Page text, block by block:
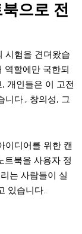
으로 전
시험을 견뎌왔습
역할에만 국한되
개인들은 이 고전
니다., 창의성, 그
이디어를 위한 캔
트북을 사용자 정
는 사람들이 실
있습니다..